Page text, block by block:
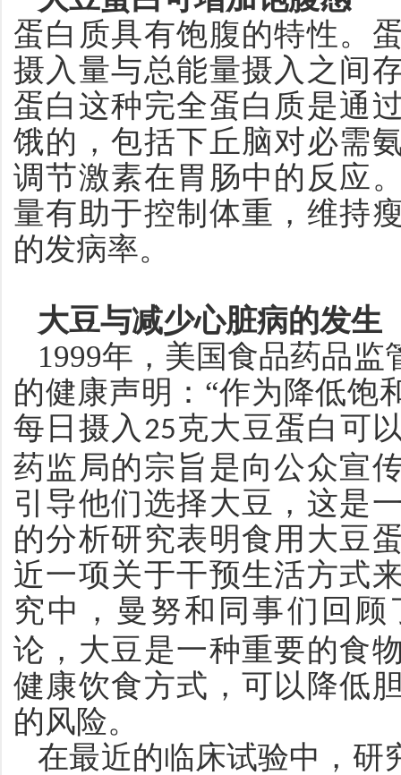
蛋白质具有饱腹的特性。
摄入量与总能量摄入之间
蛋白这种完全蛋白质是通
饿的，包括下丘脑对必需
调节激素在胃肠中的反应
量有助于控制体重，维持
的发病率。
大豆与减少心脏病的发生
1999年，美国食品药品监
的健康声明：“作为降低饱
每日摄入 25克大豆蛋白可
药监局的宗旨是向公众宣
引导他们选择大豆，这是
的分析研究表明食用大豆
近一项关于干预生活方式
究中，曼努和同事们回顾
论，大豆是一种重要的食
健康饮食方式，可以降低
的风险。
在最近的临床试验中，研